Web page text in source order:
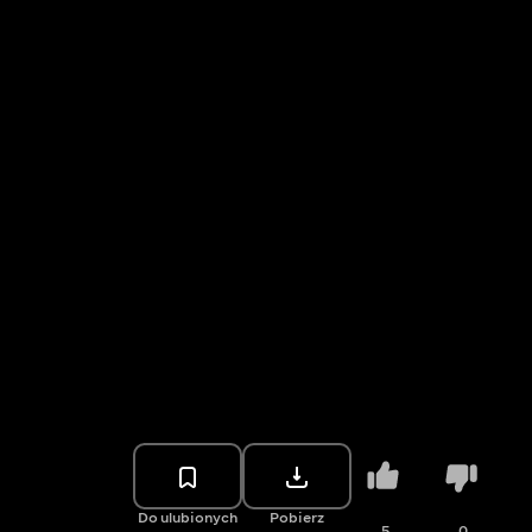
Do ulubionych Pobierz